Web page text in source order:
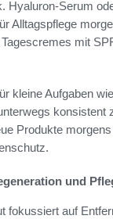
Hyaluron-Serum
Alltagspflege
mit
kleine Aufgaben
konsistent
Produkte
und
fokussiert auf